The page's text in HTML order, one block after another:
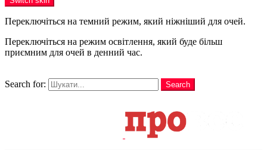
Переключіться на темний режим, який ніжніший для очей.
Переключіться на режим освітлення, який буде більш
приємним для очей в денний час.
Search for:
Search